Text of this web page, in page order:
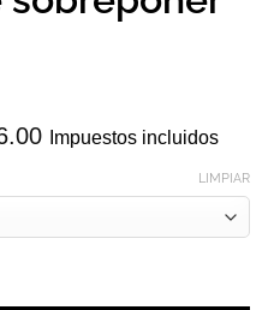
Rango
$296,147.00
Impuestos incluidos
LIMPIAR
de sobreponer cantidad